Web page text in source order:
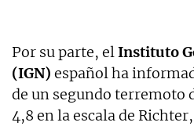
Por su parte, elInstituto
(IGN) español ha
de un segundo terremoto
4,8 en la escala de